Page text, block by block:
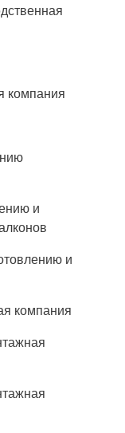
компания
и
и
компания